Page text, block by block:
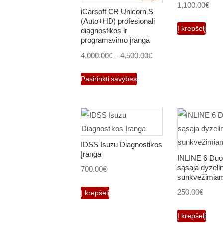
iCarsoft CR Unicorn S
(Auto+HD) profesionali
diagnostikos ir
programavimo įranga
4,000.00€ – 4,500.00€Price
4,500.00€
Pasirinkti savybes
This
product
variants.
1,100.00€
Į krepšelį
IDSS Isuzu Diagnostikos
Įranga
700.00€
Į krepšelį
INLINE 6
sąsaja
250.00€
Į krepšelį